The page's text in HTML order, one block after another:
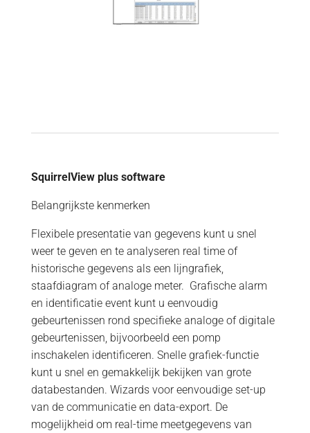
SquirrelView plus software
Belangrijkste kenmerken
Flexibele presentatie van gegevens kunt u snel
weer te geven en te analyseren real time of
historische gegevens als een lijngrafiek,
staafdiagram of analoge meter. Grafische alarm
en identificatie event kunt u eenvoudig
gebeurtenissen rond specifieke analoge of digitale
gebeurtenissen, bijvoorbeeld een pomp
inschakelen identificeren. Snelle grafiek-functie
kunt u snel en gemakkelijk bekijken van grote
databestanden. Wizards voor eenvoudige set-up
van de communicatie en data-export. De
mogelijkheid om real-time meetgegevens van